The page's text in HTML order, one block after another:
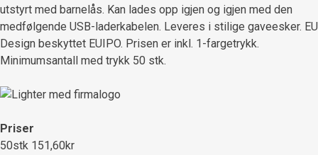
utstyrt med barnelås. Kan lades opp igjen og igjen med den
medfølgende USB-laderkabelen. Leveres i stilige gaveesker. EU
Design beskyttet EUIPO. Prisen er inkl. 1-fargetrykk.
Minimumsantall med trykk 50 stk.
Priser
50stk 151,60kr